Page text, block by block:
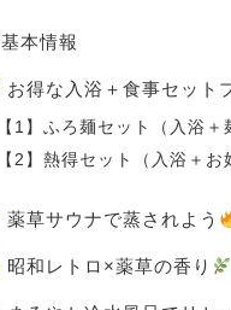
基本情報
お得な入浴＋食事セット
【1】ふろ麺セット（入浴＋
【2】熱得セット（入浴＋お
薬草サウナで蒸されよう
昭和レトロ×薬草の香り